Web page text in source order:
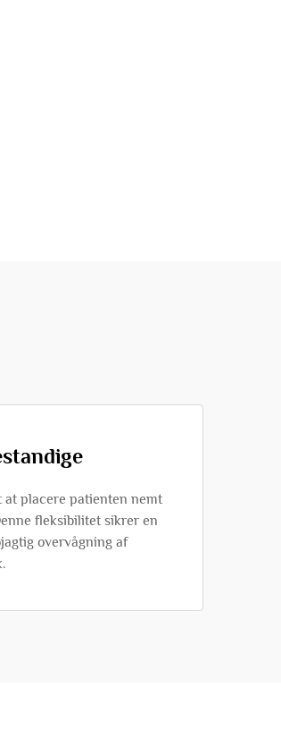
placere patienten nemt
fleksibilitet sikrer en
overvågning af